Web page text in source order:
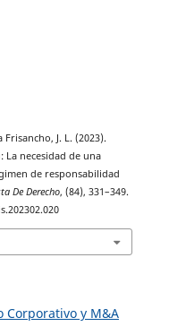
Frisancho, J. L. (2023).
La necesidad de una
de responsabilidad
De Derecho, (84), 331–349.
Corporativo y M&A